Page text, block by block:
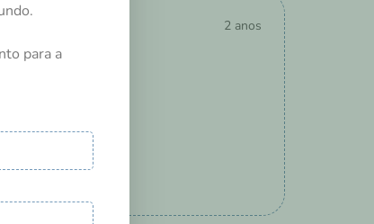
para a
2 anos